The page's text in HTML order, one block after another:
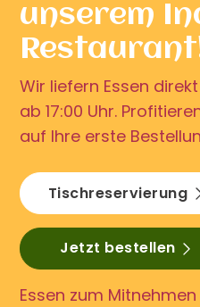
unserem
Wir liefern Essen
ab 17:00 Uhr.
auf Ihre erste
Tischreservierung
Jetzt bestellen
Essen zum Mitnehmen